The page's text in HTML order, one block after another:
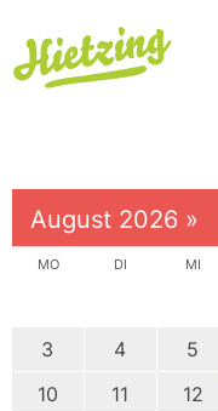
August 2026 »
MO DI MI
3
4 5
10
11 12